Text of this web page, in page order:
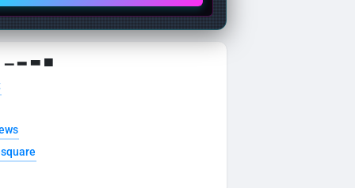
▁ ▂ ▃ ▄